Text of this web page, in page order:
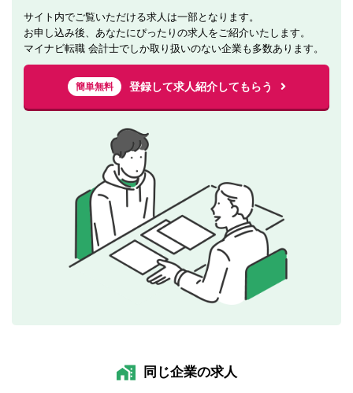
サイト内でご覧いただける求人は一部となります。
お申し込み後、あなたにぴったりの求人をご紹介いたします。
マイナビ転職 会計士でしか取り扱いのない企業も多数あります。
簡単無料 登録して求人紹介してもらう
同じ企業の求人